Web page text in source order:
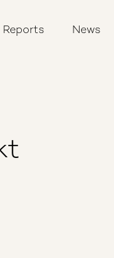
Reports News